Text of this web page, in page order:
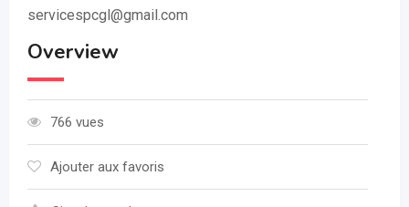
servicespcgl@gmail.com
Overview
766 vues
Ajouter aux favoris